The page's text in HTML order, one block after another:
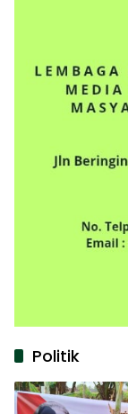
Politik